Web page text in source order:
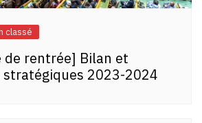
classé
de rentrée] Bilan et
stratégiques 2023-2024